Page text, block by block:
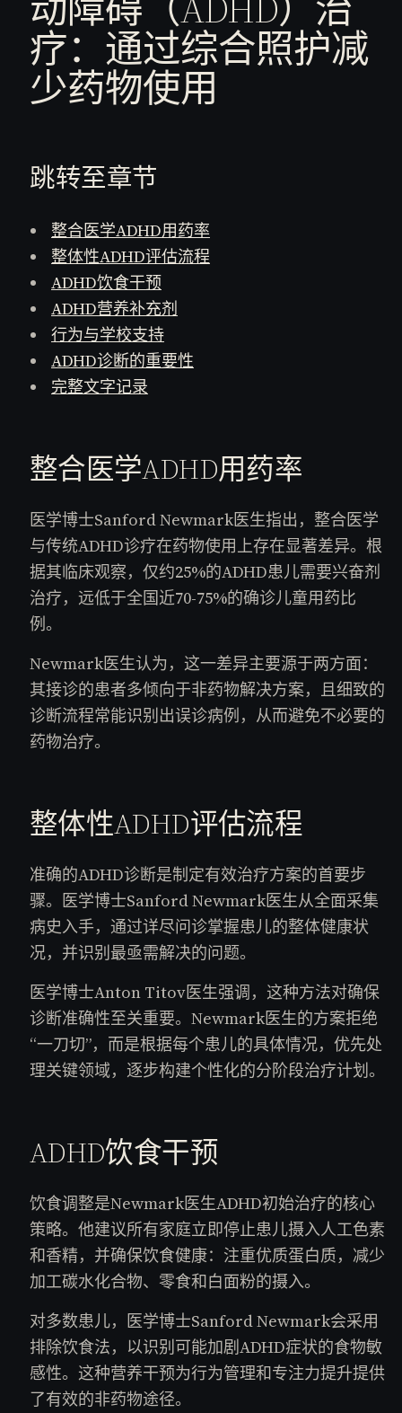
疗：通过综合照护减
少药物使用
跳转至章节
整合医学ADHD用药率
整体性ADHD评估流程
ADHD饮食干预
ADHD营养补充剂
行为与学校支持
ADHD诊断的重要性
完整文字记录
整合医学ADHD用药率
医学博士Sanford Newmark医生指出，整合医学
与传统ADHD诊疗在药物使用上存在显著差异。根
据其临床观察，仅约25%的ADHD患儿需要兴奋剂
治疗，远低于全国近70-75%的确诊儿童用药比
例。
Newmark医生认为，这一差异主要源于两方面：
其接诊的患者多倾向于非药物解决方案，且细致的
诊断流程常能识别出误诊病例，从而避免不必要的
药物治疗。
整体性ADHD评估流程
准确的ADHD诊断是制定有效治疗方案的首要步
骤。医学博士Sanford Newmark医生从全面采集
病史入手，通过详尽问诊掌握患儿的整体健康状
况，并识别最亟需解决的问题。
医学博士Anton Titov医生强调，这种方法对确保
诊断准确性至关重要。Newmark医生的方案拒绝
“一刀切”，而是根据每个患儿的具体情况，优先处
理关键领域，逐步构建个性化的分阶段治疗计划。
ADHD饮食干预
饮食调整是Newmark医生ADHD初始治疗的核心
策略。他建议所有家庭立即停止患儿摄入人工色素
和香精，并确保饮食健康：注重优质蛋白质，减少
加工碳水化合物、零食和白面粉的摄入。
对多数患儿，医学博士Sanford Newmark会采用
排除饮食法，以识别可能加剧ADHD症状的食物敏
感性。这种营养干预为行为管理和专注力提升提供
了有效的非药物途径。